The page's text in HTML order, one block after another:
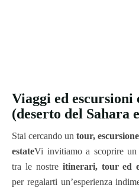
Viaggi ed
(deserto del Sahara
Stai cercando un tour,
estateVi invitiamo a scoprire un
tra le nostre itinerari, tour ed
per regalarti un’esperienza